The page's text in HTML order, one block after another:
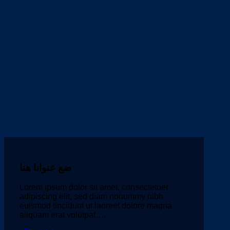
ضع عنوانا هنا
Lorem ipsum dolor sit amet, consectetuer
adipiscing elit, sed diam nonummy nibh
euismod tincidunt ut laoreet dolore magna
aliquam erat volutpat….